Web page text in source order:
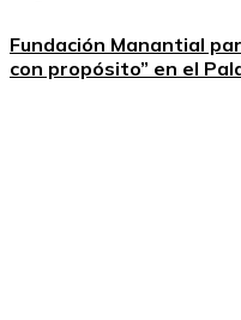
Fundación Manantial
con propósito” en el